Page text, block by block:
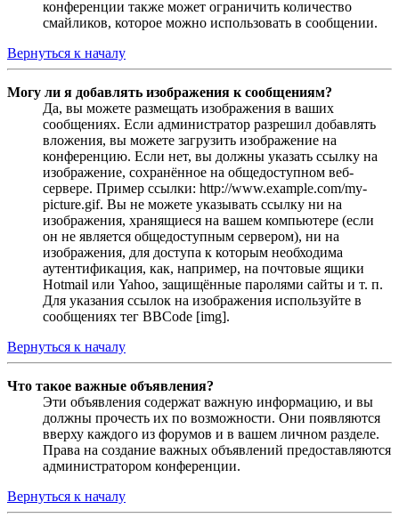
конференции также может ограничить количество
смайликов, которое можно использовать в сообщении.
Вернуться к началу
Могу ли я добавлять изображения к сообщениям?
Да, вы можете размещать изображения в ваших
сообщениях. Если администратор разрешил добавлять
вложения, вы можете загрузить изображение на
конференцию. Если нет, вы должны указать ссылку на
изображение, сохранённое на общедоступном веб-
сервере. Пример ссылки: http://www.example.com/my-
picture.gif. Вы не можете указывать ссылку ни на
изображения, хранящиеся на вашем компьютере (если
он не является общедоступным сервером), ни на
изображения, для доступа к которым необходима
аутентификация, как, например, на почтовые ящики
Hotmail или Yahoo, защищённые паролями сайты и т. п.
Для указания ссылок на изображения используйте в
сообщениях тег BBCode [img].
Вернуться к началу
Что такое важные объявления?
Эти объявления содержат важную информацию, и вы
должны прочесть их по возможности. Они появляются
вверху каждого из форумов и в вашем личном разделе.
Права на создание важных объявлений предоставляются
администратором конференции.
Вернуться к началу